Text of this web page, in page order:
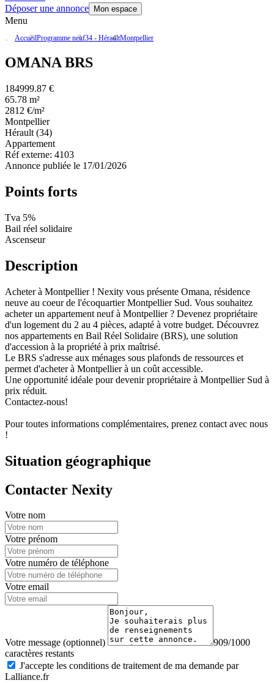
Déposer une annonce
Mon espace
Menu
AccueilProgramme neuf34 - HéraultMontpellier
OMANA BRS
184999.87 €
65.78 m²
2812 €/m²
Montpellier
Hérault (34)
Appartement
Réf externe: 4103
Annonce publiée le 17/01/2026
Points forts
Tva 5%
Bail réel solidaire
Ascenseur
Description
Acheter à Montpellier ! Nexity vous présente Omana, résidence
neuve au coeur de l'écoquartier Montpellier Sud. Vous souhaitez
acheter un appartement neuf à Montpellier ? Devenez propriétaire
d'un logement du 2 au 4 pièces, adapté à votre budget. Découvrez
nos appartements en Bail Réel Solidaire (BRS), une solution
d'accession à la propriété à prix maîtrisé.
Le BRS s'adresse aux ménages sous plafonds de ressources et
permet d'acheter à Montpellier à un coût accessible.
Une opportunité idéale pour devenir propriétaire à Montpellier Sud à
prix réduit.
Contactez-nous!
Pour toutes informations complémentaires, prenez contact avec nous
!
Situation géographique
Contacter Nexity
Votre nom
Votre prénom
Votre numéro de téléphone
Votre email
Votre message (optionnel)
909/1000
caractères restants
J'accepte les conditions de traitement de ma demande par
Lalliance.fr